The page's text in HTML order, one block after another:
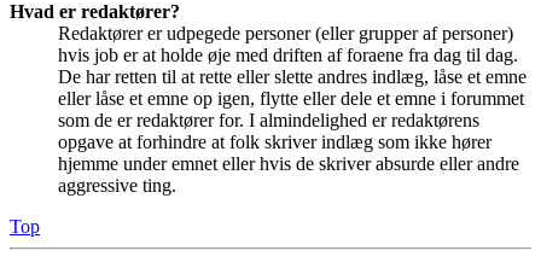
Hvad er redaktører?
Redaktører er udpegede personer (eller grupper af personer)
hvis job er at holde øje med driften af foraene fra dag til dag.
De har retten til at rette eller slette andres indlæg, låse et emne
eller låse et emne op igen, flytte eller dele et emne i forummet
som de er redaktører for. I almindelighed er redaktørens
opgave at forhindre at folk skriver indlæg som ikke hører
hjemme under emnet eller hvis de skriver absurde eller andre
aggressive ting.
Top